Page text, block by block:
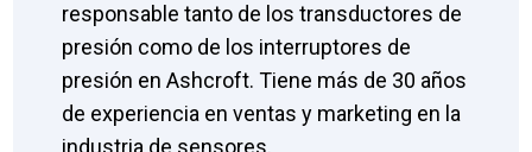
responsable tanto de los transductores de
presión como de los interruptores de
presión en Ashcroft. Tiene más de 30 años
de experiencia en ventas y marketing en la
industria de sensores.